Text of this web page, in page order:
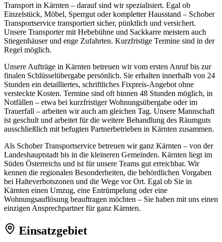
Transport in Kärnten – darauf sind wir spezialisiert. Egal ob
Einzelstück, Möbel, Sperrgut oder kompletter Hausstand – Schober
Transportservice transportiert sicher, pünktlich und versichert.
Unsere Transporter mit Hebebühne und Sackkarre meistern auch
Stiegenhäuser und enge Zufahrten. Kurzfristige Termine sind in der
Regel möglich.
Unsere Aufträge in Kärnten betreuen wir vom ersten Anruf bis zur
finalen Schlüsselübergabe persönlich. Sie erhalten innerhalb von 24
Stunden ein detailliertes, schriftliches Fixpreis-Angebot ohne
versteckte Kosten. Termine sind oft binnen 48 Stunden möglich, in
Notfällen – etwa bei kurzfristiger Wohnungsübergabe oder im
Trauerfall – arbeiten wir auch am gleichen Tag. Unsere Mannschaft
ist geschult und arbeitet für die weitere Behandlung des Räumguts
ausschließlich mit befugten Partnerbetrieben in Kärnten zusammen.
Als Schober Transportservice betreuen wir ganz Kärnten – von der
Landeshauptstadt bis in die kleineren Gemeinden. Kärnten liegt im
Süden Österreichs und ist für unsere Teams gut erreichbar. Wir
kennen die regionalen Besonderheiten, die behördlichen Vorgaben
bei Halteverbotszonen und die Wege vor Ort. Egal ob Sie in
Kärnten einen Umzug, eine Entrümpelung oder eine
Wohnungsauflösung beauftragen möchten – Sie haben mit uns einen
einzigen Ansprechpartner für ganz Kärnten.
Einsatzgebiet